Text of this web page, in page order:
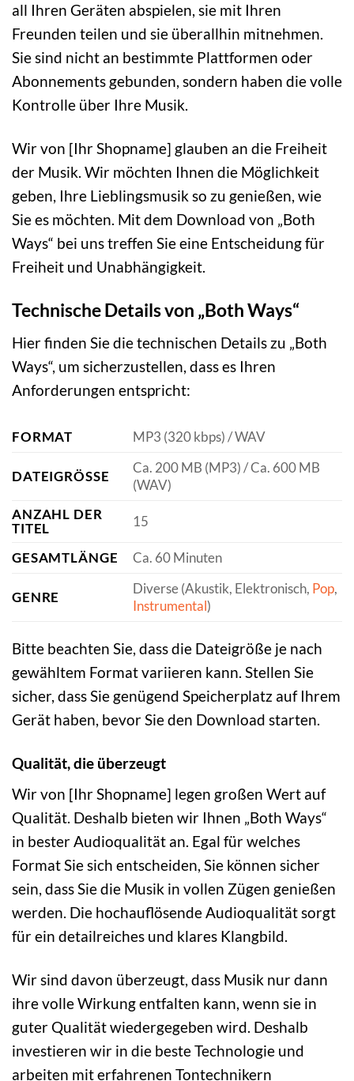
all Ihren Geräten abspielen, sie mit Ihren
Freunden teilen und sie überallhin mitnehmen.
Sie sind nicht an bestimmte Plattformen oder
Abonnements gebunden, sondern haben die volle
Kontrolle über Ihre Musik.
Wir von [Ihr Shopname] glauben an die Freiheit
der Musik. Wir möchten Ihnen die Möglichkeit
geben, Ihre Lieblingsmusik so zu genießen, wie
Sie es möchten. Mit dem Download von „Both
Ways“ bei uns treffen Sie eine Entscheidung für
Freiheit und Unabhängigkeit.
Technische Details von „Both Ways“
Hier finden Sie die technischen Details zu „Both
Ways“, um sicherzustellen, dass es Ihren
Anforderungen entspricht:
FORMAT MP3 (320 kbps) / WAV
DATEIGRÖSSE
Ca. 200 MB (MP3) / Ca. 600 MB
(WAV)
ANZAHL DER
TITEL
15
GESAMTLÄNGE Ca. 60 Minuten
GENRE
Diverse (Akustik, Elektronisch, Pop,
Instrumental)
Bitte beachten Sie, dass die Dateigröße je nach
gewähltem Format variieren kann. Stellen Sie
sicher, dass Sie genügend Speicherplatz auf Ihrem
Gerät haben, bevor Sie den Download starten.
Qualität, die überzeugt
Wir von [Ihr Shopname] legen großen Wert auf
Qualität. Deshalb bieten wir Ihnen „Both Ways“
in bester Audioqualität an. Egal für welches
Format Sie sich entscheiden, Sie können sicher
sein, dass Sie die Musik in vollen Zügen genießen
werden. Die hochauflösende Audioqualität sorgt
für ein detailreiches und klares Klangbild.
Wir sind davon überzeugt, dass Musik nur dann
ihre volle Wirkung entfalten kann, wenn sie in
guter Qualität wiedergegeben wird. Deshalb
investieren wir in die beste Technologie und
arbeiten mit erfahrenen Tontechnikern